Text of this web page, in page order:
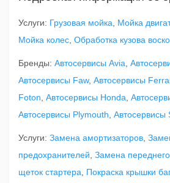
Услуги: Грузовая мойка Мойка
Мойка колес Обработка кузова
Бренды: Автосервисы Avia
Автосервисы Faw, Автосервисы
Foton Автосервисы Honda
Автосервисы Plymouth Автосервисы
Услуги: Замена амортизаторов
предохранителей Замена
щеток стартера
Покраска крышки